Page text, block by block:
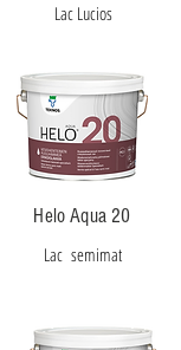
Lac Lucios
Helo Aqua 20
Lac semimat